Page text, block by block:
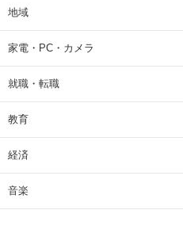
地域
家電・PC・カメラ
就職・転職
教育
経済
音楽